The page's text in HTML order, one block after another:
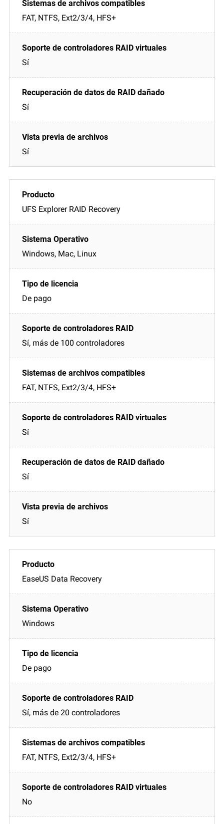
FAT, NTFS, Ext2/3/4, HFS+
Sí
Sí
Sí
UFS Explorer RAID Recovery
Windows, Mac, Linux
De pago
Sí, más de 100 controladores
FAT, NTFS, Ext2/3/4, HFS+
Sí
Sí
Sí
EaseUS Data Recovery
Windows
De pago
Sí, más de 20 controladores
FAT, NTFS, Ext2/3/4, HFS+
No